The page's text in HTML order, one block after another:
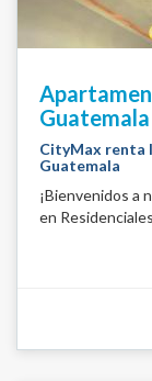
Guatemala
CityMax renta
Guatemala
¡Bienvenidos a
en